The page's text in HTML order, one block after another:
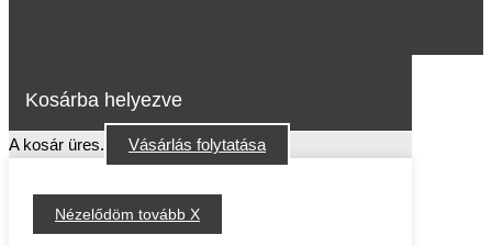
Kosárba helyezve
A kosár üres. Vásárlás folytatása
Nézelődöm tovább X